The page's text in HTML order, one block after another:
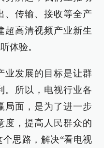
、传输、接收等全产
超高清视频产业新生
体验。
业发展的目标是让群
。所以，电视行业各
局面，是为了进一步
度，提高人民群众的
思路，解决“看电视